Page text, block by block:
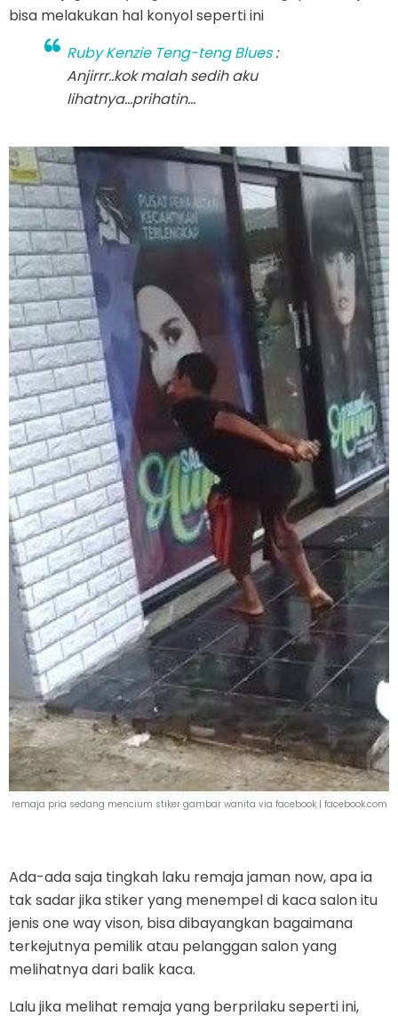
bisa melakukan hal konyol seperti ini
Ruby Kenzie Teng-teng Blues:
Anjirrr..kok malah sedih aku
lihatnya...prihatin...
remaja pria sedang mencium stiker gambar wanita via facebook | facebook.com
Ada-ada saja tingkah laku remaja jaman now, apa ia
tak sadar jika stiker yang menempel di kaca salon itu
jenis one way vison, bisa dibayangkan bagaimana
terkejutnya pemilik atau pelanggan salon yang
melihatnya dari balik kaca.
Lalu jika melihat remaja yang berprilaku seperti ini,